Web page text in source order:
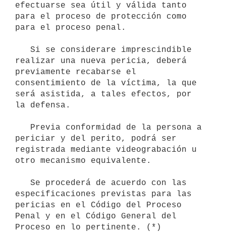
efectuarse sea útil y válida tanto
para el proceso de protección como
para el proceso penal.
realizar una nueva pericia, deberá
previamente recabarse el
consentimiento de la víctima, la que
será asistida, a tales efectos, por
la defensa.
periciar y del perito, podrá ser
registrada mediante videograbación u
otro mecanismo equivalente.
especificaciones previstas para las
pericias en el Código del Proceso
Penal y en el Código General del
Proceso en lo pertinente. (*)